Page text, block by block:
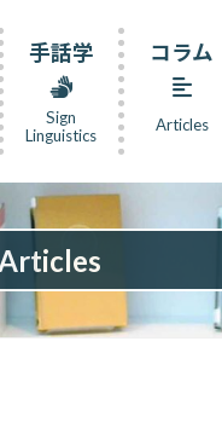
手話学
Sign
Linguistics
コラム
Articles